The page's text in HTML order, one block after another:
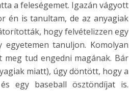
a feleségemet. Igazán vágyott
én is tanultam, de az anyagiak
hogy felvételizzen egy
tanuljon. Komolyan
tud engedni magának. Bár
miatt), úgy döntött, hogy a
egy baseball ösztöndíjat is.